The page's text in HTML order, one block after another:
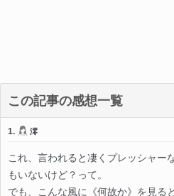
この記事の感想一覧
1. 澪
これ、言われると凄くプレッシャー
もいないけど？って。
でも、こんな風に《何故か》を見る